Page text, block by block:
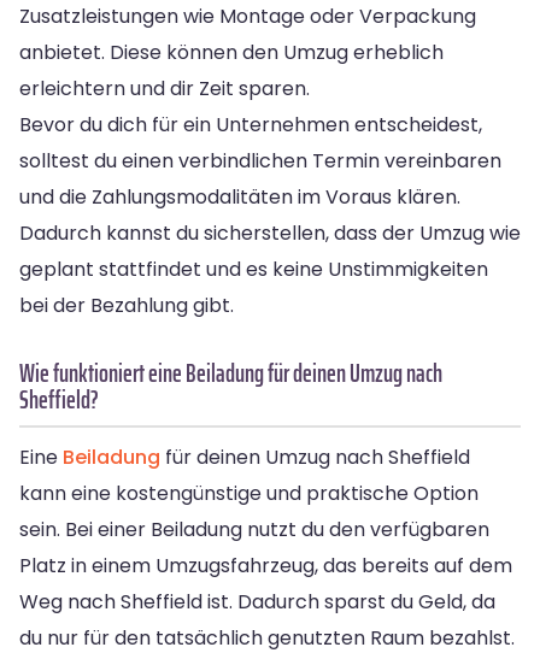
Zusatzleistungen wie Montage oder Verpackung
anbietet. Diese können den Umzug erheblich
erleichtern und dir Zeit sparen.
Bevor du dich für ein Unternehmen entscheidest,
solltest du einen verbindlichen Termin vereinbaren
und die Zahlungsmodalitäten im Voraus klären.
Dadurch kannst du sicherstellen, dass der Umzug wie
geplant stattfindet und es keine Unstimmigkeiten
bei der Bezahlung gibt.
Wie funktioniert eine Beiladung für deinen Umzug nach
Sheffield?
Eine Beiladung für deinen Umzug nach Sheffield
kann eine kostengünstige und praktische Option
sein. Bei einer Beiladung nutzt du den verfügbaren
Platz in einem Umzugsfahrzeug, das bereits auf dem
Weg nach Sheffield ist. Dadurch sparst du Geld, da
du nur für den tatsächlich genutzten Raum bezahlst.